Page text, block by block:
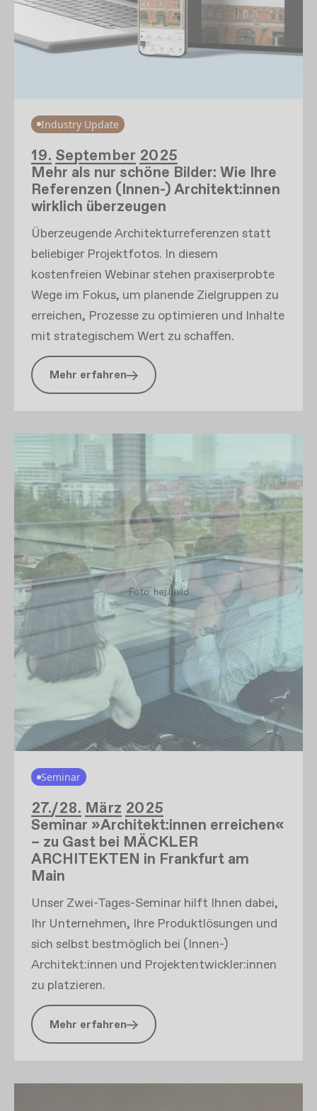
Industry Update
19. September 2025
Mehr als nur schöne Bilder: Wie Ihre
Referenzen (Innen-) Architekt:innen
wirklich überzeugen
Überzeugende Architekturreferenzen statt
beliebiger Projektfotos. In diesem
kostenfreien Webinar stehen praxiserprobte
Wege im Fokus, um planende Zielgruppen zu
erreichen, Prozesse zu optimieren und Inhalte
mit strategischem Wert zu schaffen.
Mehr erfahren
Foto: hej.build
Seminar
27./28. März 2025
Seminar »Architekt:innen erreichen«
– zu Gast bei MÄCKLER
ARCHITEKTEN in Frankfurt am
Main
Unser Zwei-Tages-Seminar hilft Ihnen dabei,
Ihr Unternehmen, Ihre Produktlösungen und
sich selbst bestmöglich bei (Innen-)
Architekt:innen und Projektentwickler:innen
zu platzieren.
Mehr erfahren